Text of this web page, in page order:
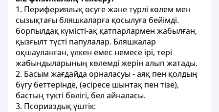
1. Перифериялық өсуге және түрлі көлем мен
сызықтағы бляшкаларға қосылуға бейімді.
борпылдақ күмісті-ақ қатпарлармен жабылған,
қызғылт түсті папулалар. Бляшкалар
оқшауланған, үлкен емес немесе ірі, тері
жабындыларының көлемді жерін алып жатады.
2. Басым жағдайда орналасуы - аяқ пен қолдың
бүгу беттерінде, (әсіресе шынтақ пен тізе),
бастың түкті бөлігі, бел айналасы.
3. Псориаздық үштік: